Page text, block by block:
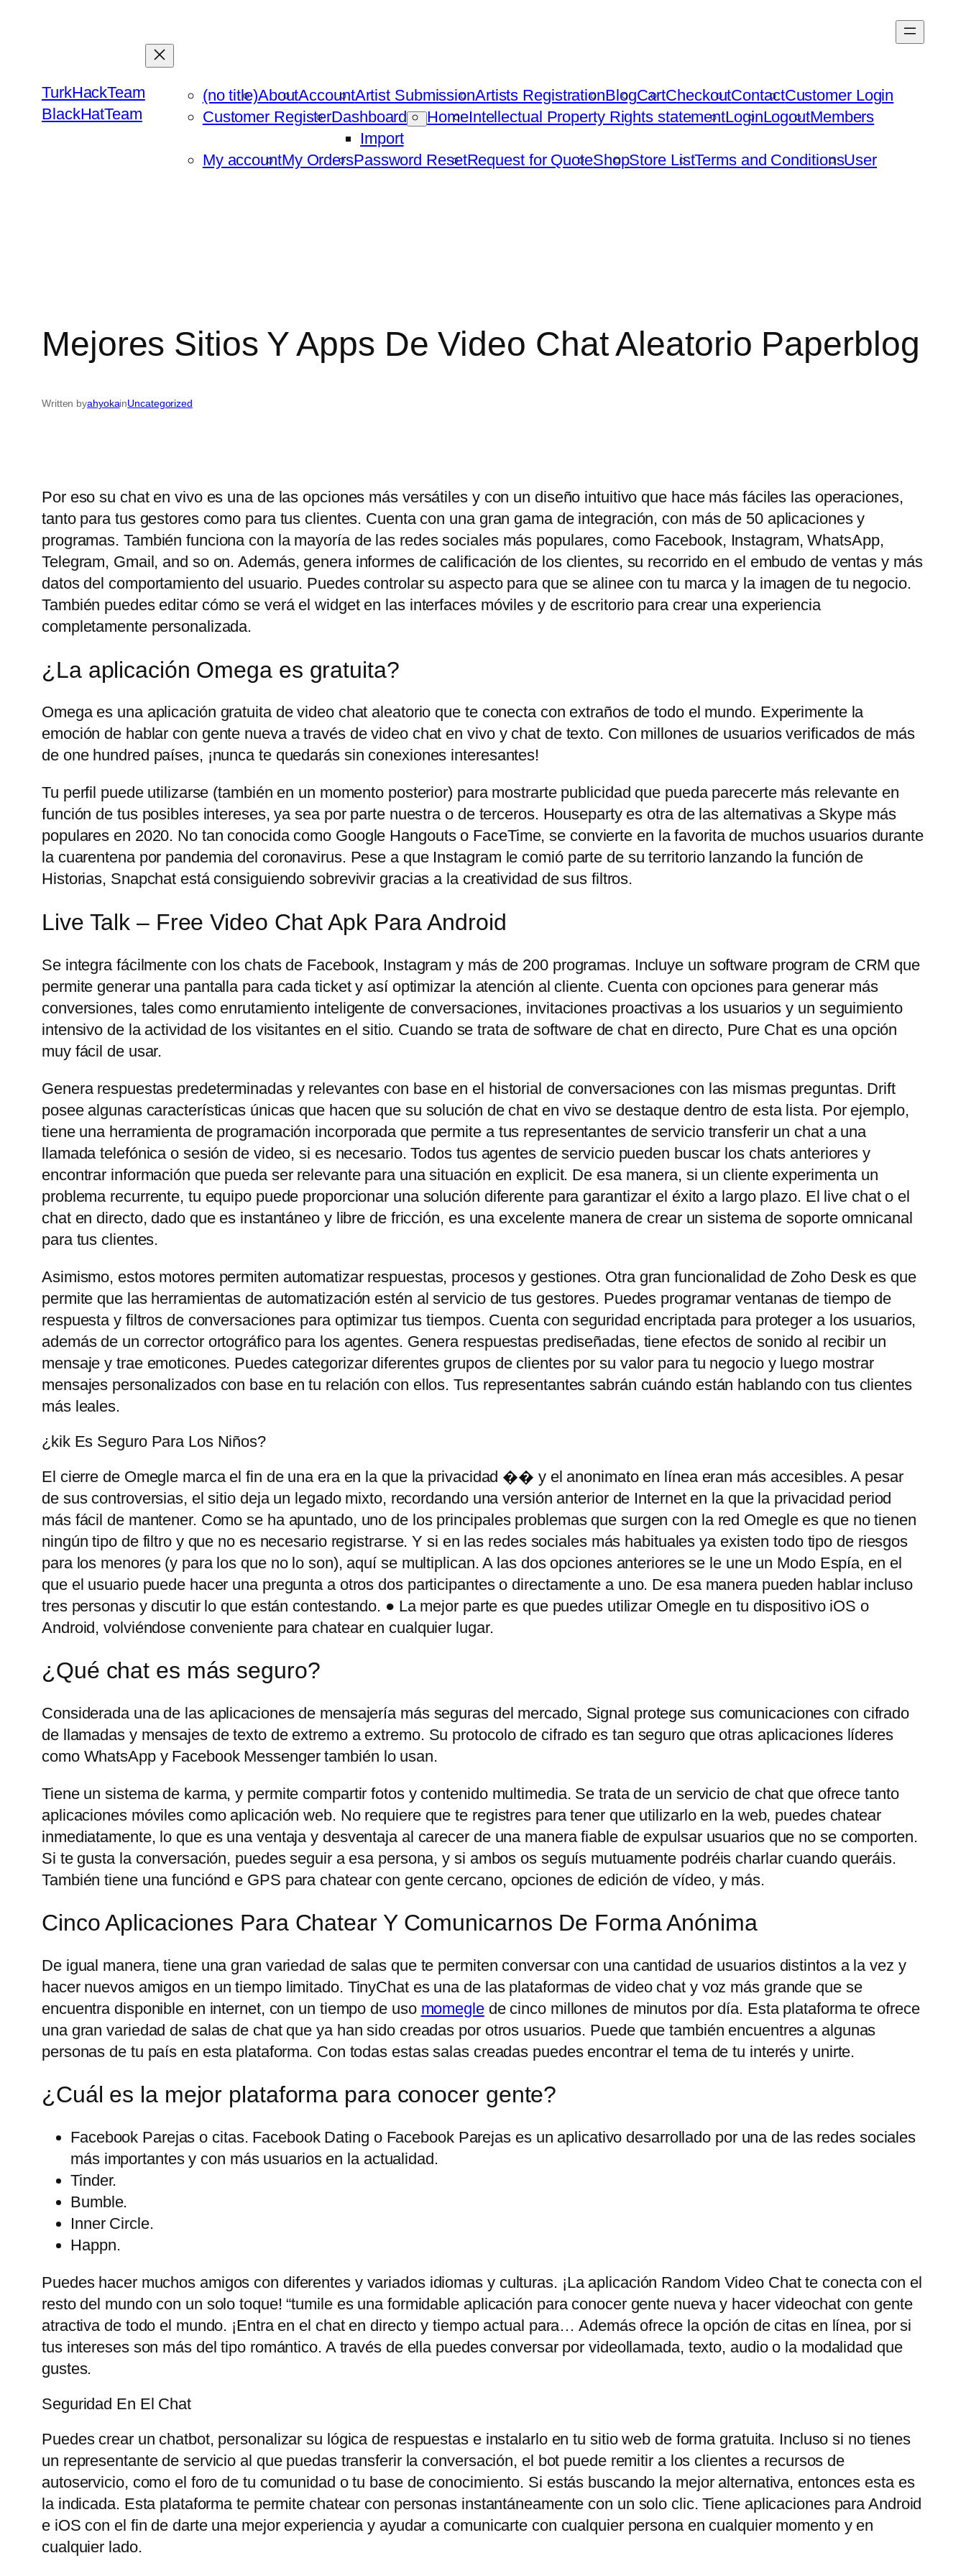
TurkHackTeam
BlackHatTeam
(no title)AboutAccountArtist SubmissionArtists RegistrationBlogCartCheckoutContactCustomer Login
Customer RegisterDashboard
Import
HomeIntellectual Property Rights statementLoginLogoutMembers
My accountMy OrdersPassword ResetRequest for QuoteShopStore ListTerms and ConditionsUser
Mejores Sitios Y Apps De Video Chat Aleatorio Paperblog
Written byahyokainUncategorized
Por eso su chat en vivo es una de las opciones más versátiles y con un diseño intuitivo que hace más fáciles las operaciones,
tanto para tus gestores como para tus clientes. Cuenta con una gran gama de integración, con más de 50 aplicaciones y
programas. También funciona con la mayoría de las redes sociales más populares, como Facebook, Instagram, WhatsApp,
Telegram, Gmail, and so on. Además, genera informes de calificación de los clientes, su recorrido en el embudo de ventas y más
datos del comportamiento del usuario. Puedes controlar su aspecto para que se alinee con tu marca y la imagen de tu negocio.
También puedes editar cómo se verá el widget en las interfaces móviles y de escritorio para crear una experiencia
completamente personalizada.
¿La aplicación Omega es gratuita?
Omega es una aplicación gratuita de video chat aleatorio que te conecta con extraños de todo el mundo. Experimente la
emoción de hablar con gente nueva a través de video chat en vivo y chat de texto. Con millones de usuarios verificados de más
de one hundred países, ¡nunca te quedarás sin conexiones interesantes!
Tu perfil puede utilizarse (también en un momento posterior) para mostrarte publicidad que pueda parecerte más relevante en
función de tus posibles intereses, ya sea por parte nuestra o de terceros. Houseparty es otra de las alternativas a Skype más
populares en 2020. No tan conocida como Google Hangouts o FaceTime, se convierte en la favorita de muchos usuarios durante
la cuarentena por pandemia del coronavirus. Pese a que Instagram le comió parte de su territorio lanzando la función de
Historias, Snapchat está consiguiendo sobrevivir gracias a la creatividad de sus filtros.
Live Talk – Free Video Chat Apk Para Android
Se integra fácilmente con los chats de Facebook, Instagram y más de 200 programas. Incluye un software program de CRM que
permite generar una pantalla para cada ticket y así optimizar la atención al cliente. Cuenta con opciones para generar más
conversiones, tales como enrutamiento inteligente de conversaciones, invitaciones proactivas a los usuarios y un seguimiento
intensivo de la actividad de los visitantes en el sitio. Cuando se trata de software de chat en directo, Pure Chat es una opción
muy fácil de usar.
Genera respuestas predeterminadas y relevantes con base en el historial de conversaciones con las mismas preguntas. Drift
posee algunas características únicas que hacen que su solución de chat en vivo se destaque dentro de esta lista. Por ejemplo,
tiene una herramienta de programación incorporada que permite a tus representantes de servicio transferir un chat a una
llamada telefónica o sesión de video, si es necesario. Todos tus agentes de servicio pueden buscar los chats anteriores y
encontrar información que pueda ser relevante para una situación en explicit. De esa manera, si un cliente experimenta un
problema recurrente, tu equipo puede proporcionar una solución diferente para garantizar el éxito a largo plazo. El live chat o el
chat en directo, dado que es instantáneo y libre de fricción, es una excelente manera de crear un sistema de soporte omnicanal
para tus clientes.
Asimismo, estos motores permiten automatizar respuestas, procesos y gestiones. Otra gran funcionalidad de Zoho Desk es que
permite que las herramientas de automatización estén al servicio de tus gestores. Puedes programar ventanas de tiempo de
respuesta y filtros de conversaciones para optimizar tus tiempos. Cuenta con seguridad encriptada para proteger a los usuarios,
además de un corrector ortográfico para los agentes. Genera respuestas prediseñadas, tiene efectos de sonido al recibir un
mensaje y trae emoticones. Puedes categorizar diferentes grupos de clientes por su valor para tu negocio y luego mostrar
mensajes personalizados con base ​​en tu relación con ellos. Tus representantes sabrán cuándo están hablando con tus clientes
más leales.
¿kik Es Seguro Para Los Niños?
El cierre de Omegle marca el fin de una era en la que la privacidad �� y el anonimato en línea eran más accesibles. A pesar
de sus controversias, el sitio deja un legado mixto, recordando una versión anterior de Internet en la que la privacidad period
más fácil de mantener. Como se ha apuntado, uno de los principales problemas que surgen con la red Omegle es que no tienen
ningún tipo de filtro y que no es necesario registrarse. Y si en las redes sociales más habituales ya existen todo tipo de riesgos
para los menores (y para los que no lo son), aquí se multiplican. A las dos opciones anteriores se le une un Modo Espía, en el
que el usuario puede hacer una pregunta a otros dos participantes o directamente a uno. De esa manera pueden hablar incluso
tres personas y discutir lo que están contestando. ● La mejor parte es que puedes utilizar Omegle en tu dispositivo iOS o
Android, volviéndose conveniente para chatear en cualquier lugar.
¿Qué chat es más seguro?
Considerada una de las aplicaciones de mensajería más seguras del mercado, Signal protege sus comunicaciones con cifrado
de llamadas y mensajes de texto de extremo a extremo. Su protocolo de cifrado es tan seguro que otras aplicaciones líderes
como WhatsApp y Facebook Messenger también lo usan.
Tiene un sistema de karma, y permite compartir fotos y contenido multimedia. Se trata de un servicio de chat que ofrece tanto
aplicaciones móviles como aplicación web. No requiere que te registres para tener que utilizarlo en la web, puedes chatear
inmediatamente, lo que es una ventaja y desventaja al carecer de una manera fiable de expulsar usuarios que no se comporten.
Si te gusta la conversación, puedes seguir a esa persona, y si ambos os seguís mutuamente podréis charlar cuando queráis.
También tiene una funciónd e GPS para chatear con gente cercano, opciones de edición de vídeo, y más.
Cinco Aplicaciones Para Chatear Y Comunicarnos De Forma Anónima
De igual manera, tiene una gran variedad de salas que te permiten conversar con una cantidad de usuarios distintos a la vez y
hacer nuevos amigos en un tiempo limitado. TinyChat es una de las plataformas de video chat y voz más grande que se
encuentra disponible en internet, con un tiempo de uso momeglede cinco millones de minutos por día. Esta plataforma te ofrece
una gran variedad de salas de chat que ya han sido creadas por otros usuarios. Puede que también encuentres a algunas
personas de tu país en esta plataforma. Con todas estas salas creadas puedes encontrar el tema de tu interés y unirte.
¿Cuál es la mejor plataforma para conocer gente?
Facebook Parejas o citas. Facebook Dating o Facebook Parejas es un aplicativo desarrollado por una de las redes sociales
más importantes y con más usuarios en la actualidad.
Tinder.
Bumble.
Inner Circle.
Happn.
Puedes hacer muchos amigos con diferentes y variados idiomas y culturas. ¡La aplicación Random Video Chat te conecta con el
resto del mundo con un solo toque! “tumile es una formidable aplicación para conocer gente nueva y hacer videochat con gente
atractiva de todo el mundo. ¡Entra en el chat en directo y tiempo actual para… Además ofrece la opción de citas en línea, por si
tus intereses son más del tipo romántico. A través de ella puedes conversar por videollamada, texto, audio o la modalidad que
gustes.
Seguridad En El Chat
Puedes crear un chatbot, personalizar su lógica de respuestas e instalarlo en tu sitio web de forma gratuita. Incluso si no tienes
un representante de servicio al que puedas transferir la conversación, el bot puede remitir a los clientes a recursos de
autoservicio, como el foro de tu comunidad o tu base de conocimiento. Si estás buscando la mejor alternativa, entonces esta es
la indicada. Esta plataforma te permite chatear con personas instantáneamente con un solo clic. Tiene aplicaciones para Android
e iOS con el fin de darte una mejor experiencia y ayudar a comunicarte con cualquier persona en cualquier momento y en
cualquier lado.